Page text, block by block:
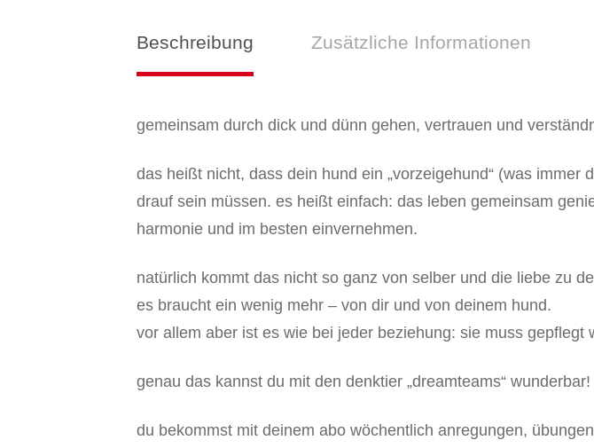
Beschreibung Zusätzliche Informationen
gemeinsam durch dick und dünn gehen, vertrauen und
das heißt nicht, dass dein hund ein „vorzeigehund“ (was
drauf sein müssen. es heißt einfach: das leben gemeinsam
harmonie und im besten einvernehmen.
natürlich kommt das nicht so ganz von selber und die liebe zu
es braucht ein wenig mehr – von dir und von deinem hund.
vor allem aber ist es wie bei jeder beziehung: sie muss
genau das kannst du mit den denktier „dreamteams“ wunderbar!
du bekommst mit deinem abo wöchentlich anregungen,